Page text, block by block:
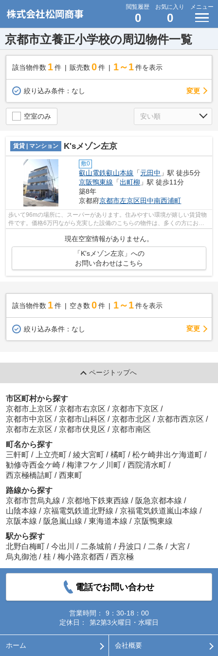
閲覧履歴
0
お気に入り
0
メニュー
京都市立養正小学校の周辺物件一覧
該当物件数 1件 販売数 0 件 1～1 件を表示
絞り込み条件： なし 変更
空室のみ
賃貸 | マンション K'sメゾン左京
敷0
叡山電鉄叡山本線 「元田中 」駅 徒歩5分
京阪鴨東線 「出町柳 」駅 徒歩11分
築8年
京都府京都市左京区田中南西浦町
歩いて96mの場所に、スーパーがあります。住みやすい環境が嬉しい賃貸物
件です。価格6万円ながら充実した設備のこちらの物件は、多くの方におす
すめです。このマンションはバルコニー...
現在空室情報がありません。
「K'sメゾン左京」への
お問い合わせはこちら
該当物件数 1件 空き数 0 件 1～1 件を表示
絞り込み条件： なし 変更
ページトップへ
市区町村から探す
京都市上京区 / 京都市右京区 / 京都市下京区 /
京都市中京区 / 京都市山科区 / 京都市北区 / 京都市西京区 /
京都市左京区 / 京都市伏見区 / 京都市南区
町名から探す
三軒町 / 上立売町 / 綾大宮町 / 橘町 / 松ケ崎井出ケ海道町 /
勧修寺西金ケ崎 / 梅津フケノ川町 / 西院清水町 /
西京極橋詰町 / 西東町
路線から探す
京都市営烏丸線 / 京都地下鉄東西線 / 阪急京都本線 /
山陰本線 / 京福電気鉄道北野線 / 京福電気鉄道嵐山本線 /
京阪本線 / 阪急嵐山線 / 東海道本線 / 京阪鴨東線
駅から探す
北野白梅町 / 今出川 / 二条城前 / 丹波口 / 二条 / 大宮 /
烏丸御池 / 桂 / 梅小路京都西 / 西京極
電話でお問い合わせ
営業時間：
9：30-18：00
定休日：
第2第3火曜日・水曜日
ホーム 会社概要